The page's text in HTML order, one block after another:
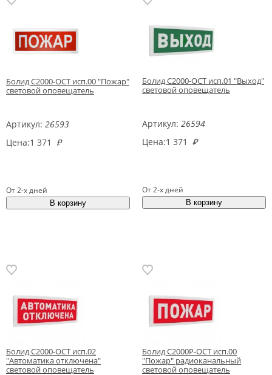
Болид С2000-ОСТ исп.00 "Пожар"
световой оповещатель
Артикул: 26593
Цена:1 371 ₽
От 2-х дней
Болид С2000-ОСТ исп.01 "Выход"
световой оповещатель
Артикул: 26594
Цена:1 371 ₽
От 2-х дней
Болид С2000-ОСТ исп.02
"Автоматика отключена"
световой оповещатель
Болид С2000Р-ОСТ исп.00
"Пожар" радиоканальный
световой оповещатель